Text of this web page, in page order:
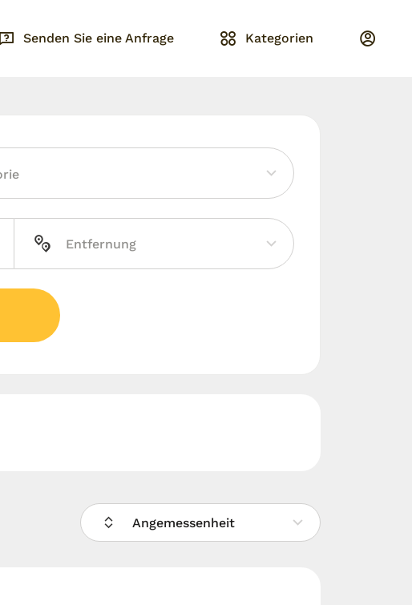
Senden Sie eine Anfrage Kategorien
Angemessenheit